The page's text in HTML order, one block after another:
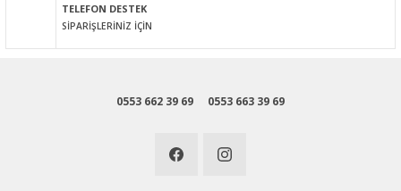
TELEFON DESTEK
SİPARİŞLERİNİZ İÇİN
0553 662 39 69 0553 663 39 69